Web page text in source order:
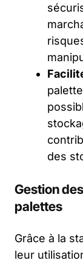
des
Gestion
palettes
Grâce à la
leur